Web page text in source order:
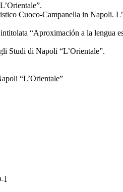
Cuoco-Campanella in Napoli.
“Aproximación a la lengua
Studi di Napoli “L’Orientale”.
“L’Orientale”
1